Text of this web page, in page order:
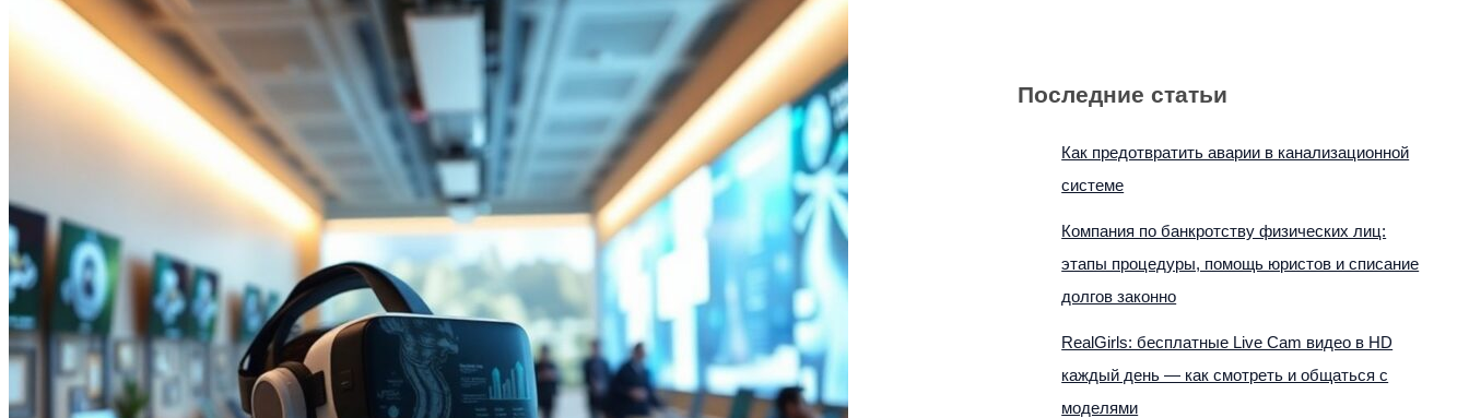
Последние статьи
Как предотвратить аварии в канализационной
системе
Компания по банкротству физических лиц:
этапы процедуры, помощь юристов и списание
долгов законно
RealGirls: бесплатные Live Cam видео в HD
каждый день — как смотреть и общаться с
моделями